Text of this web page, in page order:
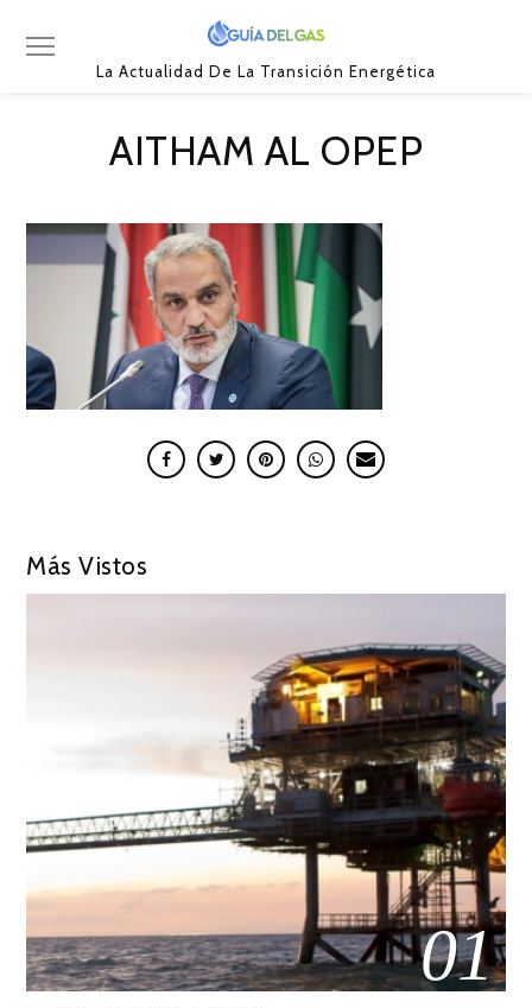
La Actualidad De La Transición Energética
AITHAM AL OPEP
Más Vistos
01